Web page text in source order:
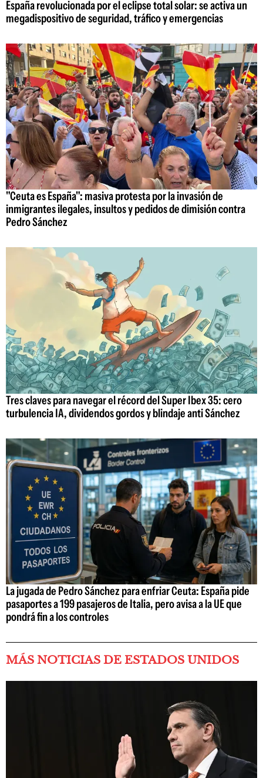
España revolucionada por el eclipse total solar: se activa un
megadispositivo de seguridad, tráfico y emergencias
"Ceuta es España": masiva protesta por la invasión de
inmigrantes ilegales, insultos y pedidos de dimisión contra
Pedro Sánchez
Tres claves para navegar el récord del Super Ibex 35: cero
turbulencia IA, dividendos gordos y blindaje anti Sánchez
La jugada de Pedro Sánchez para enfriar Ceuta: España pide
pasaportes a 199 pasajeros de Italia, pero avisa a la UE que
pondrá fin a los controles
MÁS NOTICIAS DE ESTADOS UNIDOS